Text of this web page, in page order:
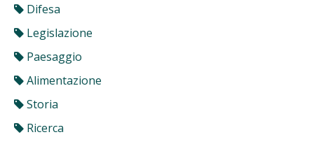
Difesa
Legislazione
Paesaggio
Alimentazione
Storia
Ricerca